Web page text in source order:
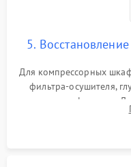
5.
Для компрессорных
фильтра-осушителя,
заправка фреоном.
термопасты и